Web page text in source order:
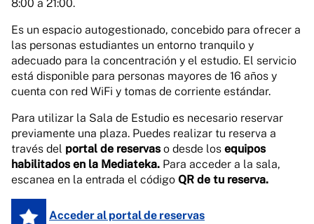
8:00 a 21:00.
Es un espacio autogestionado, concebido para ofrecer a
las personas estudiantes un entorno tranquilo y
adecuado para la concentración y el estudio. El servicio
está disponible para personas mayores de 16 años y
cuenta con red WiFi y tomas de corriente estándar.
Para utilizar la Sala de Estudio es necesario reservar
previamente una plaza. Puedes realizar tu reserva a
través del portal de reservas o desde los equipos
habilitados en la Mediateka. Para acceder a la sala,
escanea en la entrada el código QR de tu reserva.
Acceder al portal de reservas